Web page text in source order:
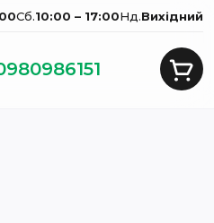
Сб.10:00 – 17:00Нд.Вихідний